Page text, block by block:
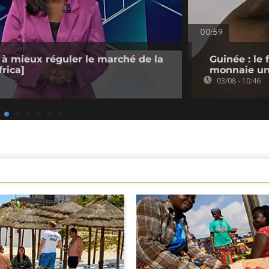
mieux réguler le marché de la
00:59
Guinée : le
monnaie
03/08 - 10:46